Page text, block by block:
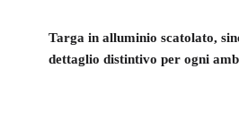
Targa in alluminio scatolato,
dettaglio distintivo per ogni